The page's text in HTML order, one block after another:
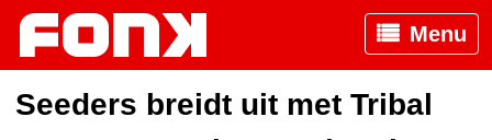
Menu
Seeders breidt uit met Tribal